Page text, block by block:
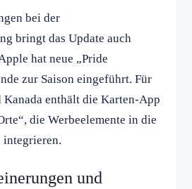
bei der
bringt das Update auch
hat neue „Pride
zur Saison eingeführt. Für
Kanada enthält die Karten-App
die Werbeelemente in die
und